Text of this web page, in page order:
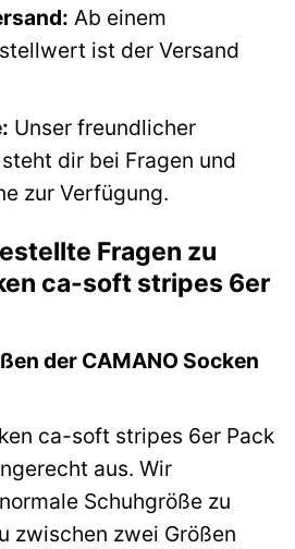
Ab einem
ist der Versand
Unser freundlicher
dir bei Fragen und
zur Verfügung.
Fragen zu
ca-soft stripes 6er
der CAMANO Socken
ca-soft stripes 6er Pack
aus. Wir
Schuhgröße zu
zwischen zwei Größen